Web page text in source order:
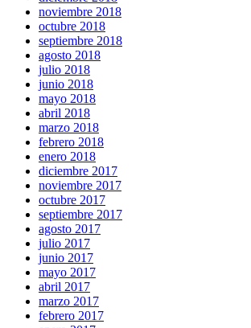
noviembre 2018
octubre 2018
septiembre 2018
agosto 2018
julio 2018
junio 2018
mayo 2018
abril 2018
marzo 2018
febrero 2018
enero 2018
diciembre 2017
noviembre 2017
octubre 2017
septiembre 2017
agosto 2017
julio 2017
junio 2017
mayo 2017
abril 2017
marzo 2017
febrero 2017